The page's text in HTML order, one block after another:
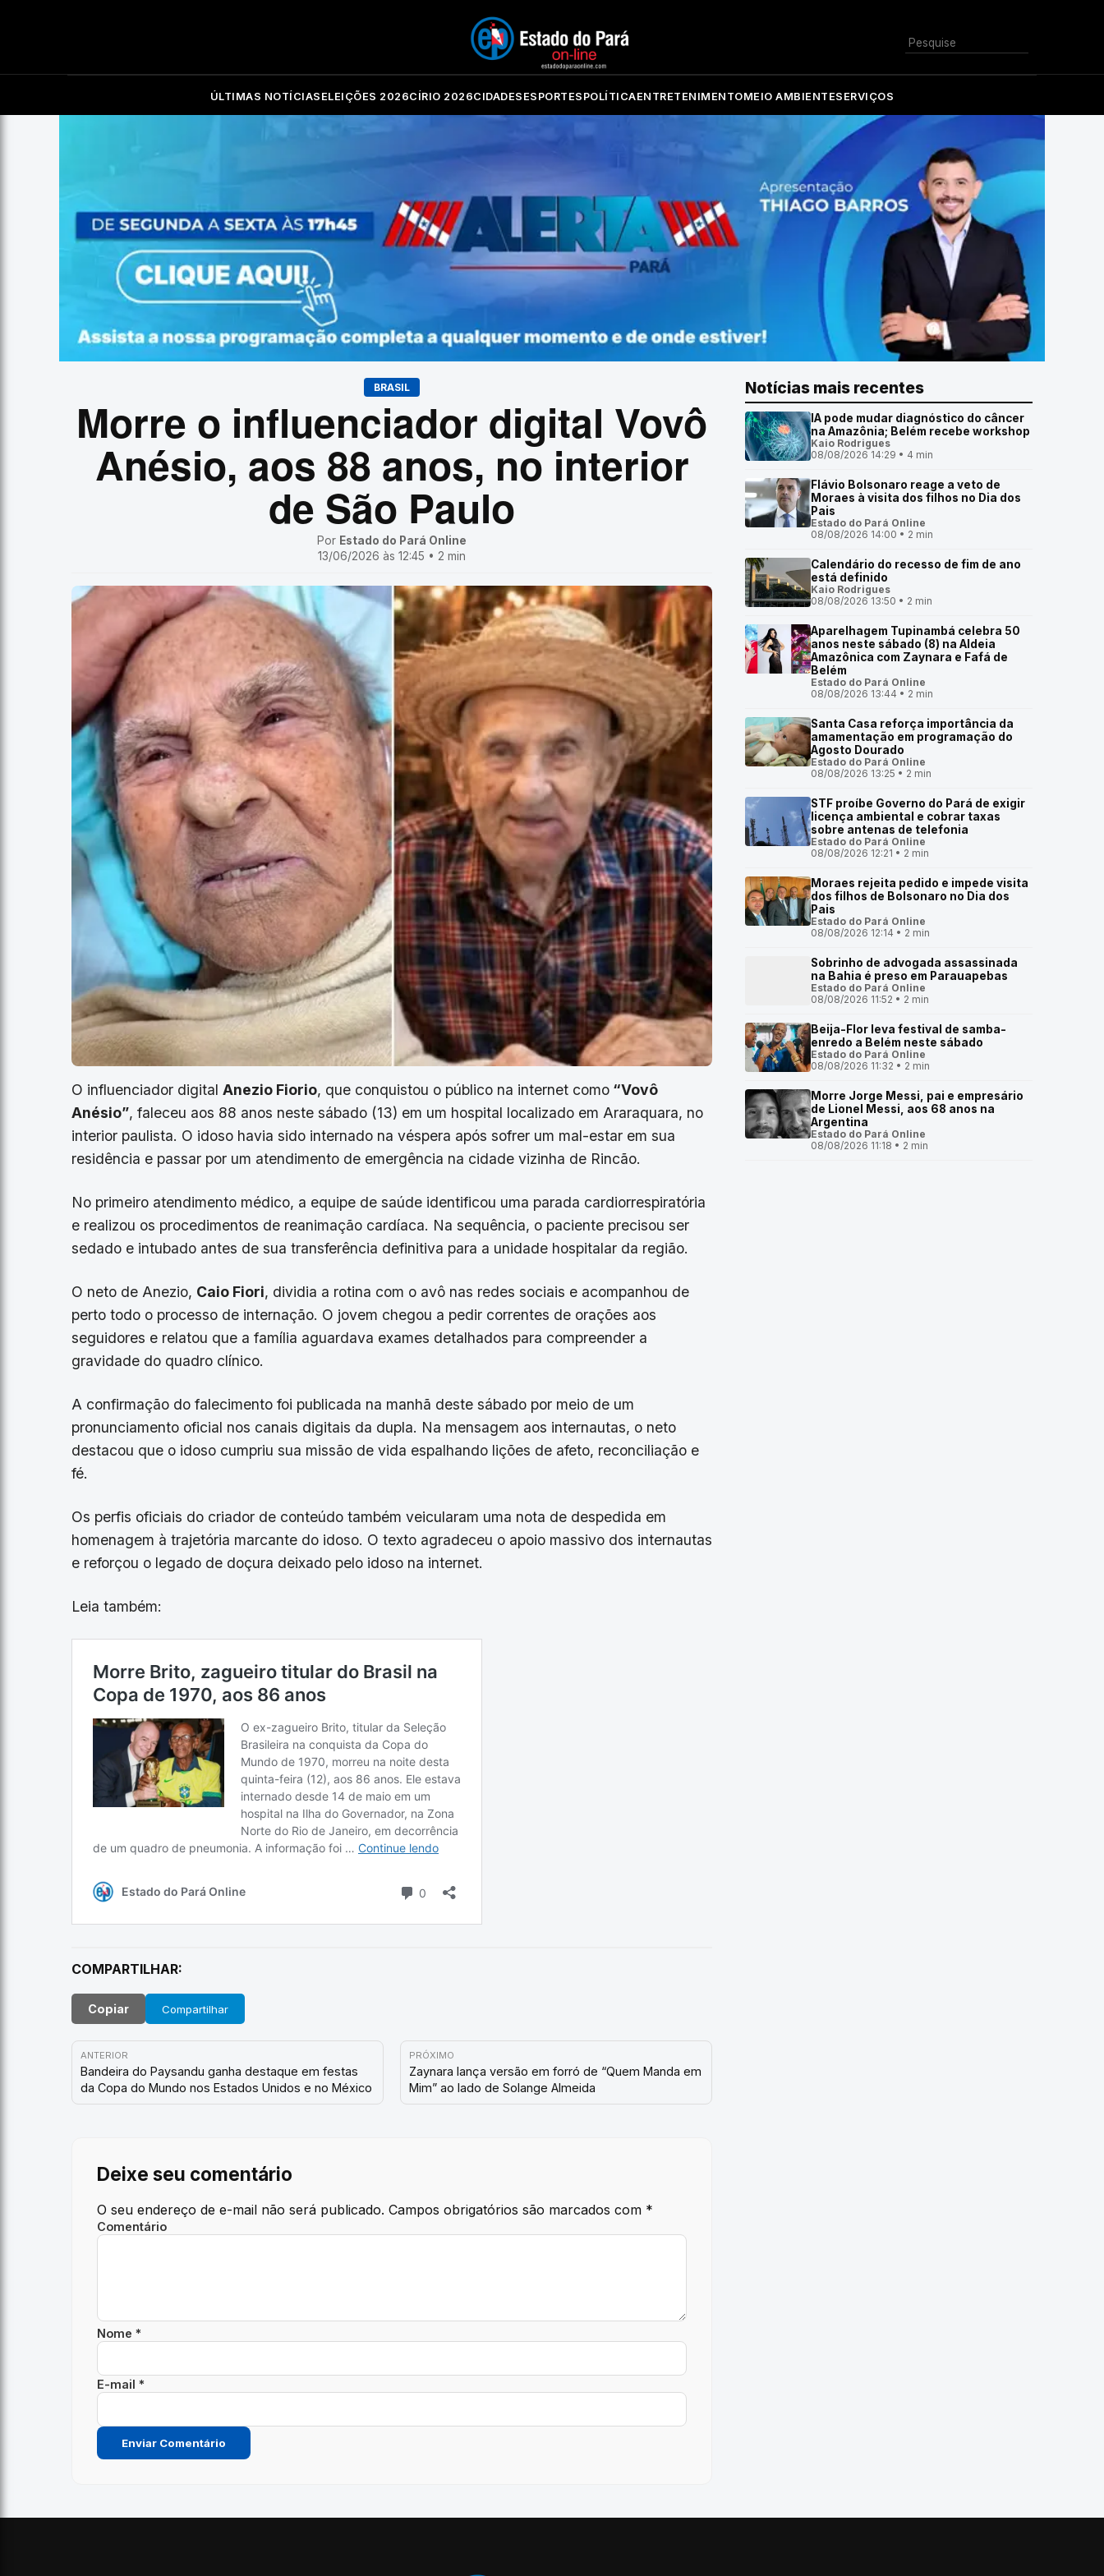
Buscar
ÚLTIMAS NOTÍCIAS ELEIÇÕES 2026CÍRIO 2026CIDADES ESPORTES POLÍTICAENTRETENIMENTOMEIO AMBIENTESERVIÇOS
BRASIL
Morre o influenciador digital Vovô
Anésio, aos 88 anos, no interior
de São Paulo
Por Estado do Pará Online
13/06/2026 às 12:45 • 2 min
O influenciador digital Anezio Fiorio, que conquistou o público na internet como “Vovô
Anésio”, faleceu aos 88 anos neste sábado (13) em um hospital localizado em Araraquara, no
interior paulista. O idoso havia sido internado na véspera após sofrer um mal-estar em sua
residência e passar por um atendimento de emergência na cidade vizinha de Rincão.
No primeiro atendimento médico, a equipe de saúde identificou uma parada cardiorrespiratória
e realizou os procedimentos de reanimação cardíaca. Na sequência, o paciente precisou ser
sedado e intubado antes de sua transferência definitiva para a unidade hospitalar da região.
O neto de Anezio, Caio Fiori, dividia a rotina com o avô nas redes sociais e acompanhou de
perto todo o processo de internação. O jovem chegou a pedir correntes de orações aos
seguidores e relatou que a família aguardava exames detalhados para compreender a
gravidade do quadro clínico.
A confirmação do falecimento foi publicada na manhã deste sábado por meio de um
pronunciamento oficial nos canais digitais da dupla. Na mensagem aos internautas, o neto
destacou que o idoso cumpriu sua missão de vida espalhando lições de afeto, reconciliação e
fé.
Os perfis oficiais do criador de conteúdo também veicularam uma nota de despedida em
homenagem à trajetória marcante do idoso. O texto agradeceu o apoio massivo dos internautas
e reforçou o legado de doçura deixado pelo idoso na internet.
Leia também:
COMPARTILHAR:
Copiar Compartilhar
ANTERIOR
Bandeira do Paysandu ganha destaque em festas
da Copa do Mundo nos Estados Unidos e no México
PRÓXIMO
Zaynara lança versão em forró de “Quem Manda em
Mim” ao lado de Solange Almeida
Deixe seu comentário
O seu endereço de e-mail não será publicado. Campos obrigatórios são marcados com *
Comentário
Nome *
E-mail *
Notícias mais recentes
IA pode mudar diagnóstico do câncer
na Amazônia; Belém recebe workshop
Kaio Rodrigues
08/08/2026 14:29 • 4 min
Flávio Bolsonaro reage a veto de
Moraes à visita dos filhos no Dia dos
Pais
Estado do Pará Online
08/08/2026 14:00 • 2 min
Calendário do recesso de fim de ano
está definido
Kaio Rodrigues
08/08/2026 13:50 • 2 min
Aparelhagem Tupinambá celebra 50
anos neste sábado (8) na Aldeia
Amazônica com Zaynara e Fafá de
Belém
Estado do Pará Online
08/08/2026 13:44 • 2 min
Santa Casa reforça importância da
amamentação em programação do
Agosto Dourado
Estado do Pará Online
08/08/2026 13:25 • 2 min
STF proíbe Governo do Pará de exigir
licença ambiental e cobrar taxas
sobre antenas de telefonia
Estado do Pará Online
08/08/2026 12:21 • 2 min
Moraes rejeita pedido e impede visita
dos filhos de Bolsonaro no Dia dos
Pais
Estado do Pará Online
08/08/2026 12:14 • 2 min
Sobrinho de advogada assassinada
na Bahia é preso em Parauapebas
Estado do Pará Online
08/08/2026 11:52 • 2 min
Beija-Flor leva festival de samba-
enredo a Belém neste sábado
Estado do Pará Online
08/08/2026 11:32 • 2 min
Morre Jorge Messi, pai e empresário
de Lionel Messi, aos 68 anos na
Argentina
Estado do Pará Online
08/08/2026 11:18 • 2 min